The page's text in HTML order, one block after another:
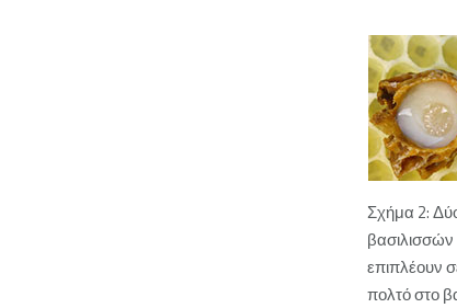
Σχήμα 2:
επιπλέουν
πολτό στο